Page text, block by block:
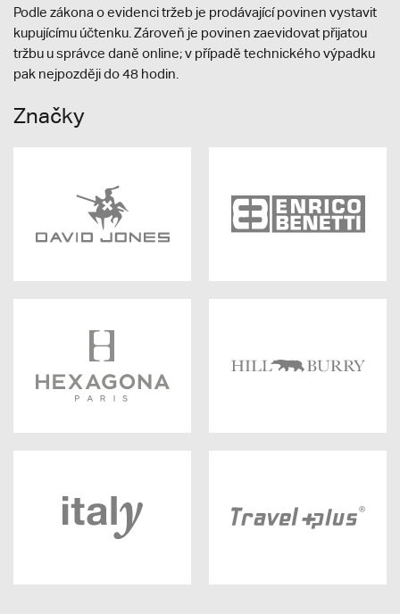
Podle zákona o evidenci tržeb je prodávající povinen vystavit
kupujícímu účtenku. Zároveň je povinen zaevidovat přijatou
tržbu u správce daně online; v případě technického výpadku
pak nejpozději do 48 hodin.
Značky